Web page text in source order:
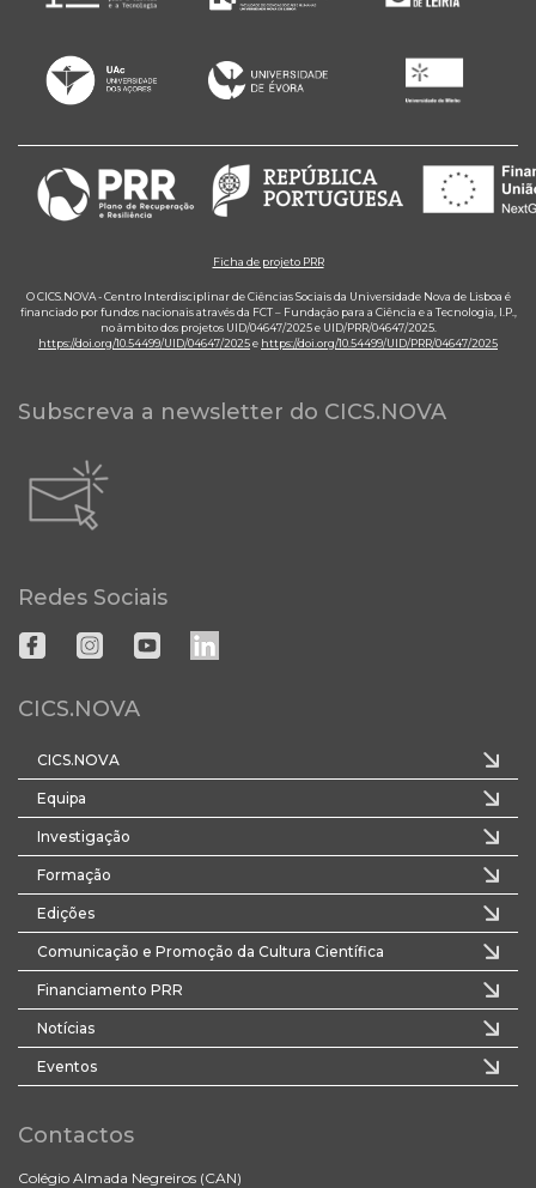
Ficha de projeto PRR
O CICS.NOVA - Centro Interdisciplinar de Ciências Sociais da Universidade Nova de Lisboa é
financiado por fundos nacionais através da FCT – Fundação para a Ciência e a Tecnologia, I.P.,
no âmbito dos projetos UID/04647/2025 e UID/PRR/04647/2025.
https://doi.org/10.54499/UID/04647/2025e https://doi.org/10.54499/UID/PRR/04647/2025
Subscreva a newsletter do CICS.NOVA
Redes Sociais
CICS.NOVA
CICS.NOVA
Equipa
Investigação
Formação
Edições
Comunicação e Promoção da Cultura Científica
Financiamento PRR
Notícias
Eventos
Contactos
Colégio Almada Negreiros (CAN)